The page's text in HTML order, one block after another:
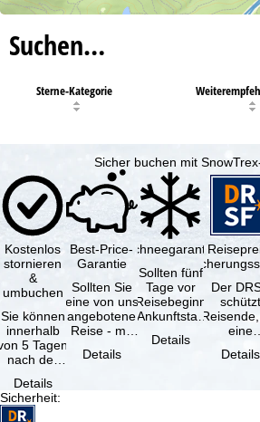
Suchen…
Sterne-Kategorie
Sicher buchen mit
Kostenlos
stornieren
&
umbuchen
Sie können
innerhalb
5 Tagen
nach der
kostenfrei
…
Details
Best-Price-
Garantie
Sollten Sie
eine von uns
angebotene
Reise - mit
Leistung und
Details
Schneegarantie
Sollten fünf
Tage vor
Reisebeginn
(Ankunftstag)
Schneemangel
Details
Der
schützt
eine
oder
Details
Sicherheit: